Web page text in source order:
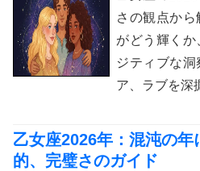
さの観点か
がどう輝くか
ジティブな洞
ア、ラブを深
乙女座2026年：混沌の年
的、完璧さのガイド